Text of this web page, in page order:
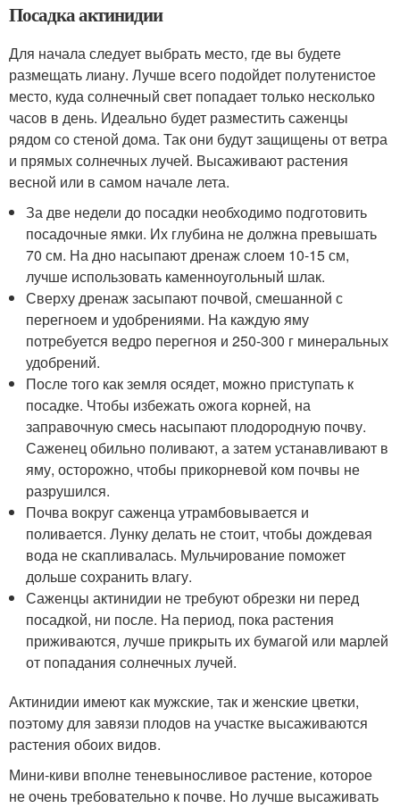
Посадка актинидии
Для начала следует выбрать место, где вы будете
размещать лиану. Лучше всего подойдет полутенистое
место, куда солнечный свет попадает только несколько
часов в день. Идеально будет разместить саженцы
рядом со стеной дома. Так они будут защищены от ветра
и прямых солнечных лучей. Высаживают растения
весной или в самом начале лета.
За две недели до посадки необходимо подготовить
посадочные ямки. Их глубина не должна превышать
70 см. На дно насыпают дренаж слоем 10-15 см,
лучше использовать каменноугольный шлак.
Сверху дренаж засыпают почвой, смешанной с
перегноем и удобрениями. На каждую яму
потребуется ведро перегноя и 250-300 г минеральных
удобрений.
После того как земля осядет, можно приступать к
посадке. Чтобы избежать ожога корней, на
заправочную смесь насыпают плодородную почву.
Саженец обильно поливают, а затем устанавливают в
яму, осторожно, чтобы прикорневой ком почвы не
разрушился.
Почва вокруг саженца утрамбовывается и
поливается. Лунку делать не стоит, чтобы дождевая
вода не скапливалась. Мульчирование поможет
дольше сохранить влагу.
Саженцы актинидии не требуют обрезки ни перед
посадкой, ни после. На период, пока растения
приживаются, лучше прикрыть их бумагой или марлей
от попадания солнечных лучей.
Актинидии имеют как мужские, так и женские цветки,
поэтому для завязи плодов на участке высаживаются
растения обоих видов.
Мини-киви вполне теневыносливое растение, которое
не очень требовательно к почве. Но лучше высаживать